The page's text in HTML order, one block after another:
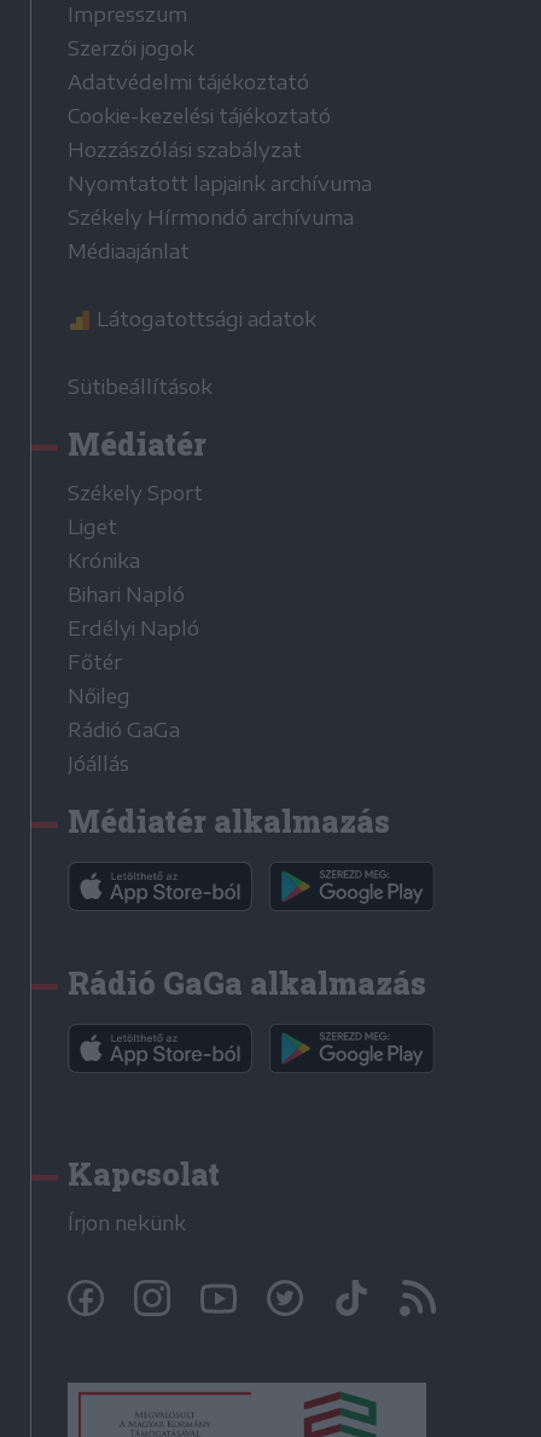
Impresszum
Szerzői jogok
Adatvédelmi tájékoztató
Cookie-kezelési tájékoztató
Hozzászólási szabályzat
Nyomtatott lapjaink archívuma
Székely Hírmondó archívuma
Médiaajánlat
Látogatottsági adatok
Sütibeállítások
Médiatér
Székely Sport
Liget
Krónika
Bihari Napló
Erdélyi Napló
Főtér
Nőileg
Rádió GaGa
Jóállás
Médiatér alkalmazás
Rádió GaGa alkalmazás
Kapcsolat
Írjon nekünk